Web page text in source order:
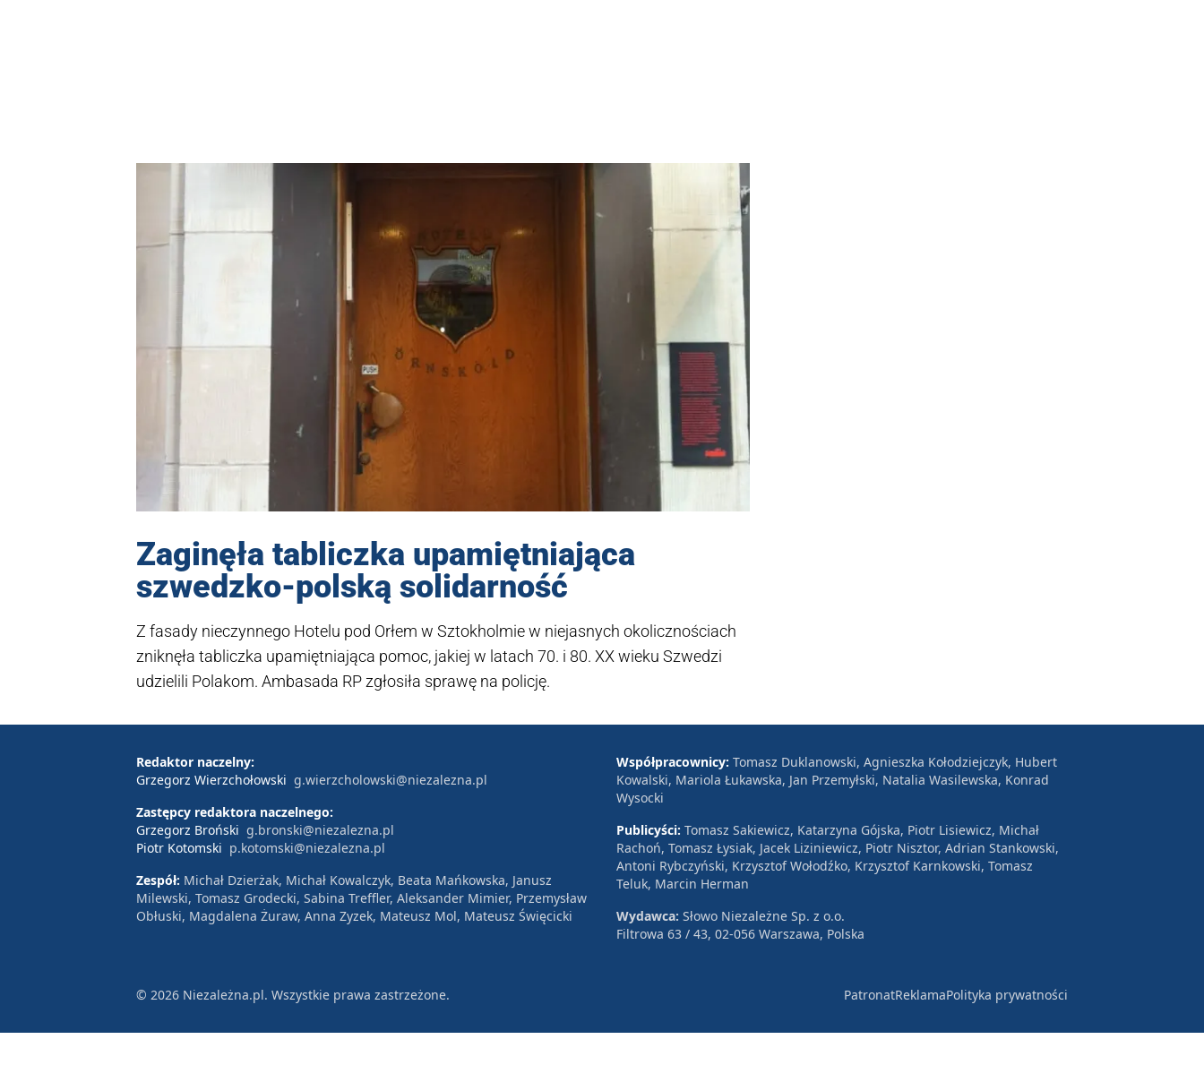
Zaginęła tabliczka upamiętniająca
szwedzko-polską solidarność
Z fasady nieczynnego Hotelu pod Orłem w Sztokholmie w niejasnych okolicznościach
zniknęła tabliczka upamiętniająca pomoc, jakiej w latach 70. i 80. XX wieku Szwedzi
udzielili Polakom. Ambasada RP zgłosiła sprawę na policję.
Redaktor naczelny:
Grzegorz Wierzchołowski g.wierzcholowski@niezalezna.pl
Zastępcy redaktora naczelnego:
Grzegorz Broński g.bronski@niezalezna.pl
Piotr Kotomski p.kotomski@niezalezna.pl
Zespół: Michał Dzierżak, Michał Kowalczyk, Beata Mańkowska, Janusz
Milewski, Tomasz Grodecki, Sabina Treffler, Aleksander Mimier, Przemysław
Obłuski, Magdalena Żuraw, Anna Zyzek, Mateusz Mol, Mateusz Święcicki
Współpracownicy: Tomasz Duklanowski, Agnieszka Kołodziejczyk, Hubert
Kowalski, Mariola Łukawska, Jan Przemyłski, Natalia Wasilewska, Konrad
Wysocki
Publicyści: Tomasz Sakiewicz, Katarzyna Gójska, Piotr Lisiewicz, Michał
Rachoń, Tomasz Łysiak, Jacek Liziniewicz, Piotr Nisztor, Adrian Stankowski,
Antoni Rybczyński, Krzysztof Wołodźko, Krzysztof Karnkowski, Tomasz
Teluk, Marcin Herman
Wydawca: Słowo Niezależne Sp. z o.o.
Filtrowa 63 / 43, 02-056 Warszawa, Polska
© 2026 Niezależna.pl. Wszystkie prawa zastrzeżone. PatronatReklamaPolityka prywatności